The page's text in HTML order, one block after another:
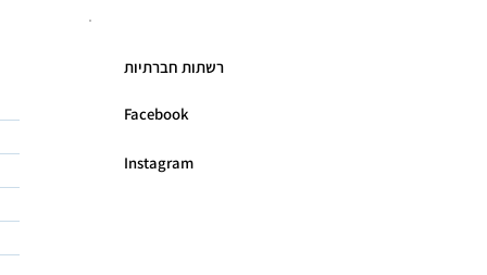
רשתות חברתיות
Facebook
Instagram